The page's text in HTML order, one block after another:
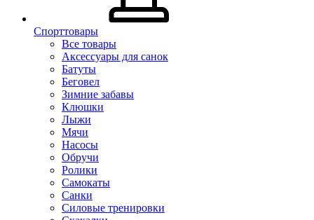
Спорттовары
Все товары
Аксессуары для санок
Батуты
Беговел
Зимние забавы
Клюшки
Лыжи
Мячи
Насосы
Обручи
Ролики
Самокаты
Санки
Силовые тренировки